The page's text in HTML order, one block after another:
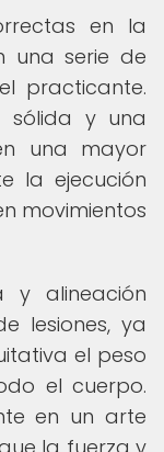
en la
una serie de
practicante.
sólida y una
una mayor
la ejecución
movimientos
y alineación
lesiones, ya
el peso
el cuerpo.
en un arte